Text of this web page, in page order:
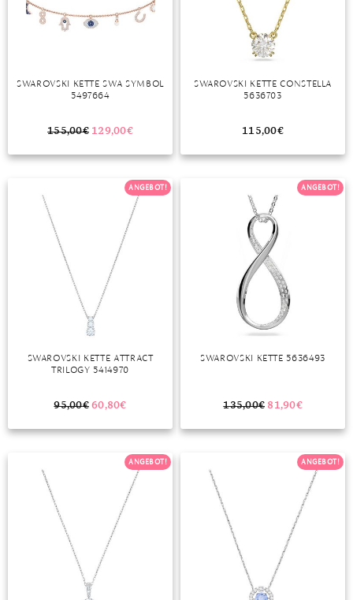
OPAL
SAPHIR
SMARAGD
SPINELL
TANSANIT
SWAROVSKI KETTE SWA SYMBOL
5497664
155,00€ 129,00€
SWAROVSKI KETTE CONSTELLA
5636703
115,00€
ANGEBOT!
SWAROVSKI KETTE ATTRACT
TRILOGY 5414970
95,00€ 60,80€
ANGEBOT!
SWAROVSKI KETTE 5636493
135,00€ 81,90€
ANGEBOT! ANGEBOT!